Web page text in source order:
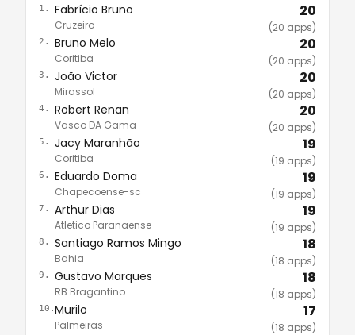
1. Fabrício Bruno
Cruzeiro
20
(20 apps)
2. Bruno Melo
Coritiba
20
(20 apps)
3. João Victor
Mirassol
20
(20 apps)
4. Robert Renan
Vasco DA Gama
20
(20 apps)
5. Jacy Maranhão
Coritiba
19
(19 apps)
6. Eduardo Doma
Chapecoense-sc
19
(19 apps)
7. Arthur Dias
Atletico Paranaense
19
(19 apps)
8. Santiago Ramos Mingo
Bahia
18
(18 apps)
9. Gustavo Marques
RB Bragantino
18
(18 apps)
10.Murilo
Palmeiras
17
(18 apps)